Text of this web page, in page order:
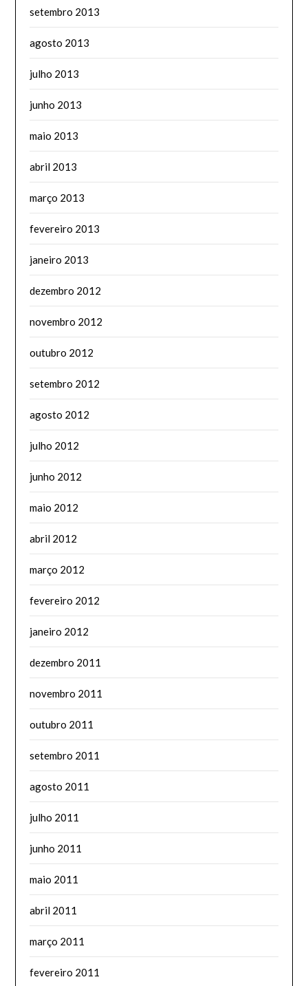
setembro 2013
agosto 2013
julho 2013
junho 2013
maio 2013
abril 2013
março 2013
fevereiro 2013
janeiro 2013
dezembro 2012
novembro 2012
outubro 2012
setembro 2012
agosto 2012
julho 2012
junho 2012
maio 2012
abril 2012
março 2012
fevereiro 2012
janeiro 2012
dezembro 2011
novembro 2011
outubro 2011
setembro 2011
agosto 2011
julho 2011
junho 2011
maio 2011
abril 2011
março 2011
fevereiro 2011